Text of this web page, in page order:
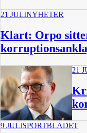
21 JULINYHETER
Klart: Orpo
21
9 JULISPORTBLADET